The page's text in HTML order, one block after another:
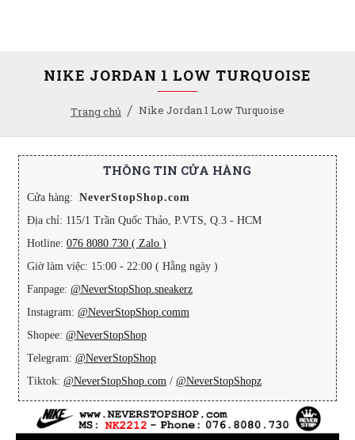
Trang chủ Nike Jordan 1 Low Turquoise
NIKE JORDAN 1 LOW TURQUOISE
THÔNG TIN CỬA HÀNG
Cửa hàng: NeverStopShop.com
Địa chỉ: 115/1 Trần Quốc Thảo, P.VTS, Q.3 - HCM
Hotline: 076 8080 730 ( Zalo )
Giờ làm việc: 15:00 - 22:00 ( Hằng ngày )
Fanpage: @NeverStopShop.sneakerz
Instagram: @NeverStopShop.comm
Shopee: @NeverStopShop
Telegram: @NeverStopShop
Tiktok: @NeverStopShop.com / @NeverStopShopz